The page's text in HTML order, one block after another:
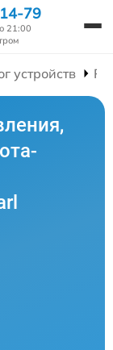
79
21:00
устройств